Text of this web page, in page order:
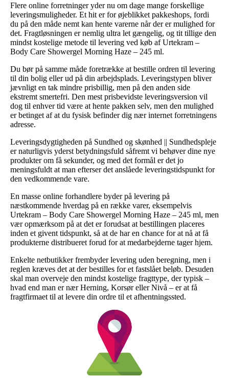
Flere online forretninger yder nu om dage mange forskellige
leveringsmuligheder. Et hit er for øjeblikket pakkeshops, fordi
du på den måde nemt kan hente varerne når der er mulighed for
det. Fragtløsningen er nemlig ultra let gængelig, og tit tillige den
mindst kostelige metode til levering ved køb af Urtekram –
Body Care Showergel Morning Haze – 245 ml.
Du bør på samme måde foretrække at bestille ordren til levering
til din bolig eller ud på din arbejdsplads. Leveringstypen bliver
jævnligt en tak mindre prisbillig, men på den anden side
ekstremt smertefri. Den mest prisbevidste leveringsversion vil
dog til enhver tid være at hente pakken selv, men den mulighed
er betinget af at du fysisk befinder dig nær internet forretningens
adresse.
Leveringsdygtigheden på Sundhed og skønhed || Sundhedspleje
er naturligvis yderst betydningsfuld såfremt vi behøver dine nye
produkter om få sekunder, og med det formål er det jo
meningsfuldt at man efterser det anslåede leveringstidspunkt for
den vedkommende vare.
En masse online forhandlere byder på levering på
næstkommende hverdag på en række varer, eksempelvis
Urtekram – Body Care Showergel Morning Haze – 245 ml, men
vær opmærksom på at det er forudsat at bestillingen placeres
inden et givent tidspunkt, så at de har en chance for at nå at få
produkterne distribueret forud for at medarbejderne tager hjem.
Enkelte netbutikker frembyder levering uden beregning, men i
reglen kræves det at der bestilles for et fastslået beløb. Desuden
skal man overveje den mindst kostelige fragttype, der typisk –
hvad end man er nær Herning, Korsør eller Nivå – er at få
fragtfirmaet til at levere din ordre til et afhentningssted.